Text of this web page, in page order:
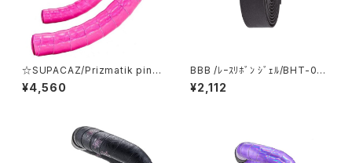
☆SUPACAZ/Prizmatik pin
k/バーテープ/BT-140/スパカズ
¥4,560
BBB /ﾚｰｽﾘﾎﾞﾝ ｼﾞｪﾙ/BHT-05/
447357-01/ビービービー
¥2,112